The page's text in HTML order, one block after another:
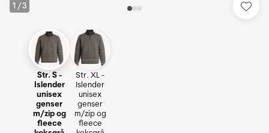
1 /3
Str. S -
Islender
unisex
genser
m/zip og
fleece
Str. XL -
Islender
unisex
genser
m/zip og
fleece